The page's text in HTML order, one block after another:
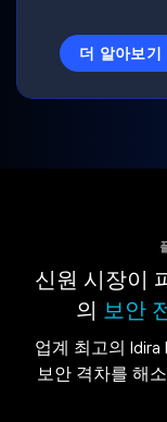
더 알아보기
신원 시장이
의 보안
업계 최고의
보안 격차를 해